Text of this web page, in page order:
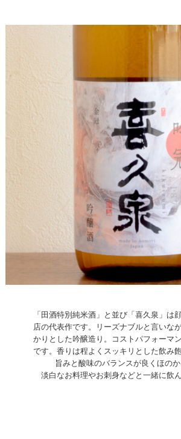
「田酒特別純米酒」と並び「喜久泉」は
店の代表作です。リーズナブルと言いな
かりとした吟醸造り。コストパフォーマ
です。香りは程よくスッキリとした飲み
旨みと酸味のバランスが良くほの
淡白なお料理やお刺身などと一緒に飲